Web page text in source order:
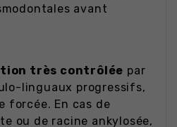
avant
très contrôlée par
linguaux progressifs,
forcée. En cas de
ou de racine ankylosée,